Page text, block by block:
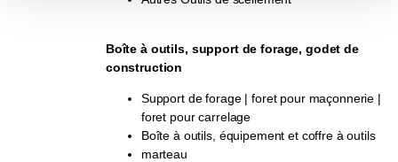
Boîte à outils, support de forage, godet de
construction
Support de forage | foret pour maçonnerie |
foret pour carrelage
Boîte à outils, équipement et coffre à outils
marteau